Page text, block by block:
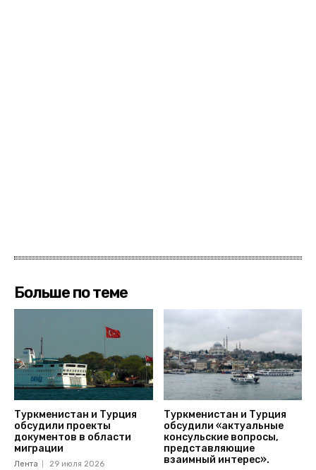
Больше по теме
Туркменистан и Турция
обсудили проекты
документов в области
миграции
Лента 29 июля 2026
Туркменистан и Турция
обсудили «актуальные
консульские вопросы,
представляющие
взаимный интерес».